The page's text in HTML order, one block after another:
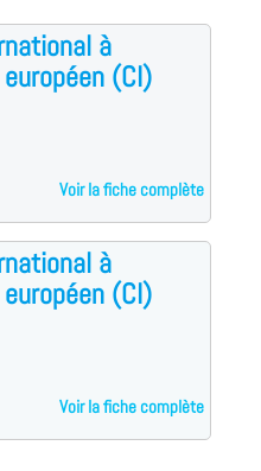
à
(CI)
Voir la fiche complète
à
(CI)
Voir la fiche complète